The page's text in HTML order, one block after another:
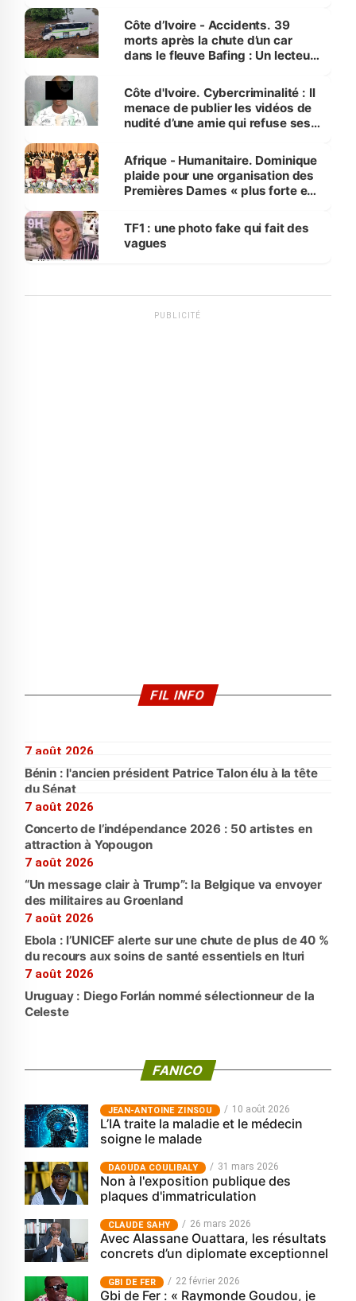
Côte d’Ivoire - Accidents. 39
morts après la chute d’un car
dans le fleuve Bafing : Un lecteur
des Transports
Côte d'Ivoire. Cybercriminalité : Il
menace de publier les vidéos de
nudité d’une amie qui refuse ses
Afrique - Humanitaire. Dominique
plaide pour une organisation des
Premières Dames « plus forte et
sur la scène internationale »
TF1 : une photo fake qui fait des
vagues
PUBLICITÉ
FIL INFO
7 août 2026
Bénin : l'ancien président Patrice Talon élu à la tête
du Sénat
7 août 2026
Concerto de l’indépendance 2026 : 50 artistes en
attraction à Yopougon
7 août 2026
“Un message clair à Trump”: la Belgique va envoyer
des militaires au Groenland
7 août 2026
Ebola : l’UNICEF alerte sur une chute de plus de 40 %
du recours aux soins de santé essentiels en Ituri
7 août 2026
Uruguay : Diego Forlán nommé sélectionneur de la
Celeste
FANICO
JEAN-ANTOINE ZINSOU 10 août 2026
L’IA traite la maladie et le médecin
soigne le malade
‎DAOUDA COULIBALY 31 mars 2026
Non à l'exposition publique des
plaques d'immatriculation
CLAUDE SAHY 26 mars 2026
Avec Alassane Ouattara, les résultats
concrets d’un diplomate exceptionnel
GBI DE FER 22 février 2026
Gbi de Fer : « Raymonde Goudou, je